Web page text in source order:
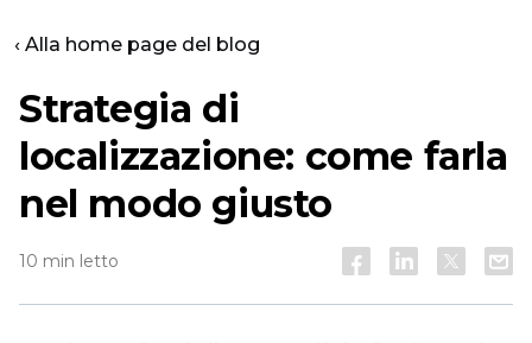
‹ Alla home page del blog
Strategia di
localizzazione: come farla
nel modo giusto
10 min letto